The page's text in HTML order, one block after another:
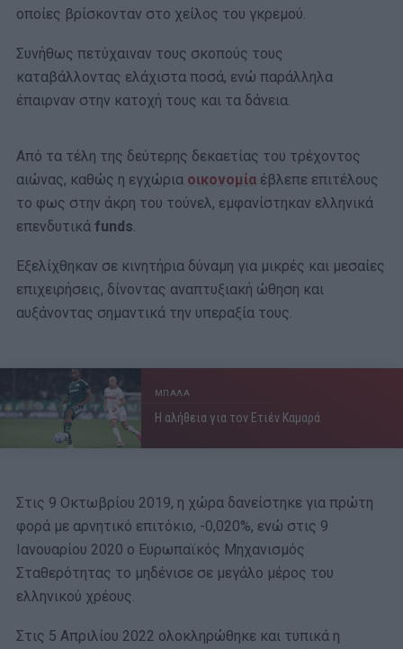
οποίες βρίσκονταν στο χείλος του γκρεμού.
Συνήθως πετύχαιναν τους σκοπούς τους
καταβάλλοντας ελάχιστα ποσά, ενώ παράλληλα
έπαιρναν στην κατοχή τους και τα δάνεια.
Από τα τέλη της δεύτερης δεκαετίας του τρέχοντος
αιώνας, καθώς η εγχώρια οικονομία έβλεπε επιτέλους
το φως στην άκρη του τούνελ, εμφανίστηκαν ελληνικά
επενδυτικά funds.
Εξελίχθηκαν σε κινητήρια δύναμη για μικρές και μεσαίες
επιχειρήσεις, δίνοντας αναπτυξιακή ώθηση και
αυξάνοντας σημαντικά την υπεραξία τους.
ΜΠΑΛΑ
Η αλήθεια για τον Ετιέν Καμαρά
Στις 9 Οκτωβρίου 2019, η χώρα δανείστηκε για πρώτη
φορά με αρνητικό επιτόκιο, -0,020%, ενώ στις 9
Ιανουαρίου 2020 ο Ευρωπαϊκός Μηχανισμός
Σταθερότητας το μηδένισε σε μεγάλο μέρος του
ελληνικού χρέους.
Στις 5 Απριλίου 2022 ολοκληρώθηκε και τυπικά η